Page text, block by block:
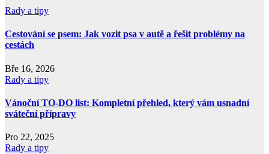
Rady a tipy
Cestování se psem: Jak vozit psa v autě a řešit problémy na
cestách
Bře 16, 2026
Rady a tipy
Vánoční TO-DO list: Kompletní přehled, který vám usnadní
sváteční přípravy
Pro 22, 2025
Rady a tipy